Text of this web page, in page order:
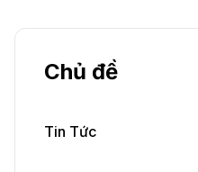
Chủ đề
Tin Tức